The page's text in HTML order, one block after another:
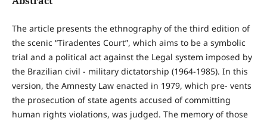
The article presents the ethnography of the third edition of
the scenic “Tiradentes Court”, which aims to be a symbolic
trial and a political act against the Legal system imposed by
the Brazilian civil - military dictatorship (1964-1985). In this
version, the Amnesty Law enacted in 1979, which pre- vents
the prosecution of state agents accused of committing
human rights violations, was judged. The memory of those